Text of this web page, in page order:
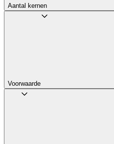
Aantal kernen
Voorwaarde